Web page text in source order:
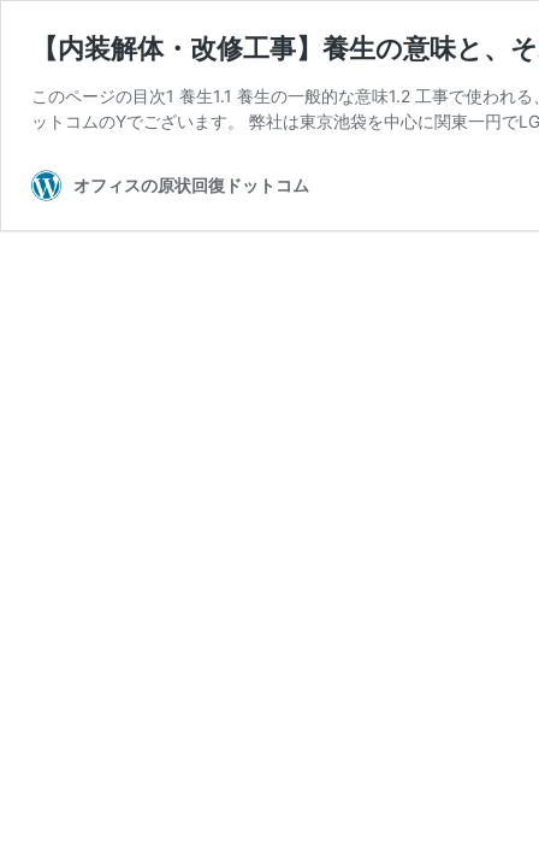
【内装解体・改修工事】養生の意味と
このページの目次1 養生1.1 養生の一般的な意味1.2 工事で使われ
ットコムのYでございます。 弊社は東京池袋を中心に関東一円で
オフィスの原状回復ドットコム